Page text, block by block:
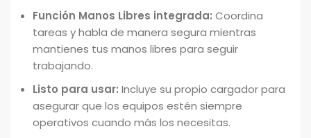
Función Manos Libres integrada: Coordina
tareas y habla de manera segura mientras
mantienes tus manos libres para seguir
trabajando.
Listo para usar: Incluye su propio cargador para
asegurar que los equipos estén siempre
operativos cuando más los necesitas.